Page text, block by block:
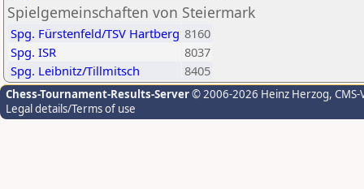
Spielgemeinschaften von Steiermark
Spg. Fürstenfeld/TSV Hartberg 8160
Spg. ISR
8037
Spg. Leibnitz/Tillmitsch
8405
Chess-Tournament-Results-Server© 2006-2026 Heinz Herzog,
Legal details/Terms of use